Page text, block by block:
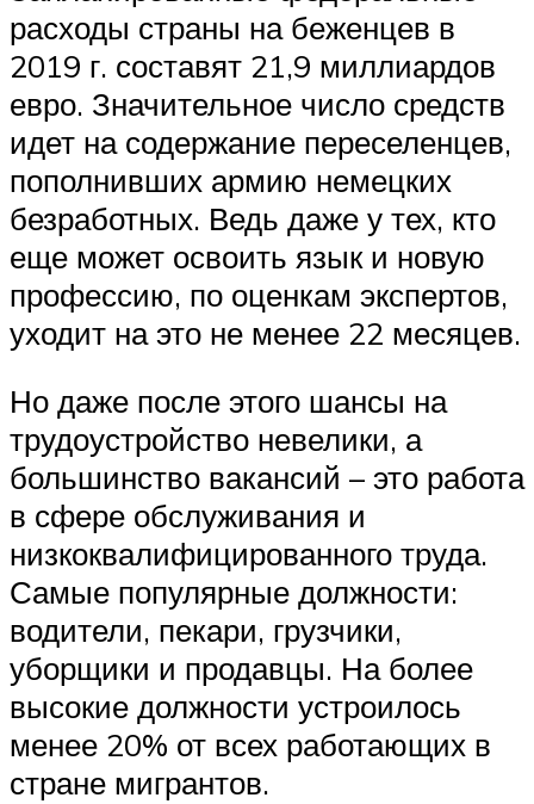
расходы страны на беженцев в
2019 г. составят 21,9 миллиардов
евро. Значительное число средств
идет на содержание переселенцев,
пополнивших армию немецких
безработных. Ведь даже у тех, кто
еще может освоить язык и новую
профессию, по оценкам экспертов,
уходит на это не менее 22 месяцев.
Но даже после этого шансы на
трудоустройство невелики, а
большинство вакансий – это работа
в сфере обслуживания и
низкоквалифицированного труда.
Самые популярные должности:
водители, пекари, грузчики,
уборщики и продавцы. На более
высокие должности устроилось
менее 20% от всех работающих в
стране мигрантов.